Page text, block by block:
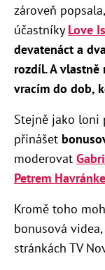
zároveň
účastníky Love
devatenáct a
rozdíl. A
vracím do dob,
Stejně jako loni
přinášet
moderovat
Petrem
Kromě toho
bonusová
stránkách TV